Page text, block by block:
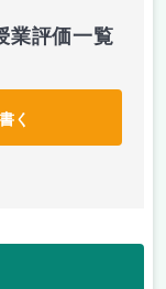
業評価一覧
く